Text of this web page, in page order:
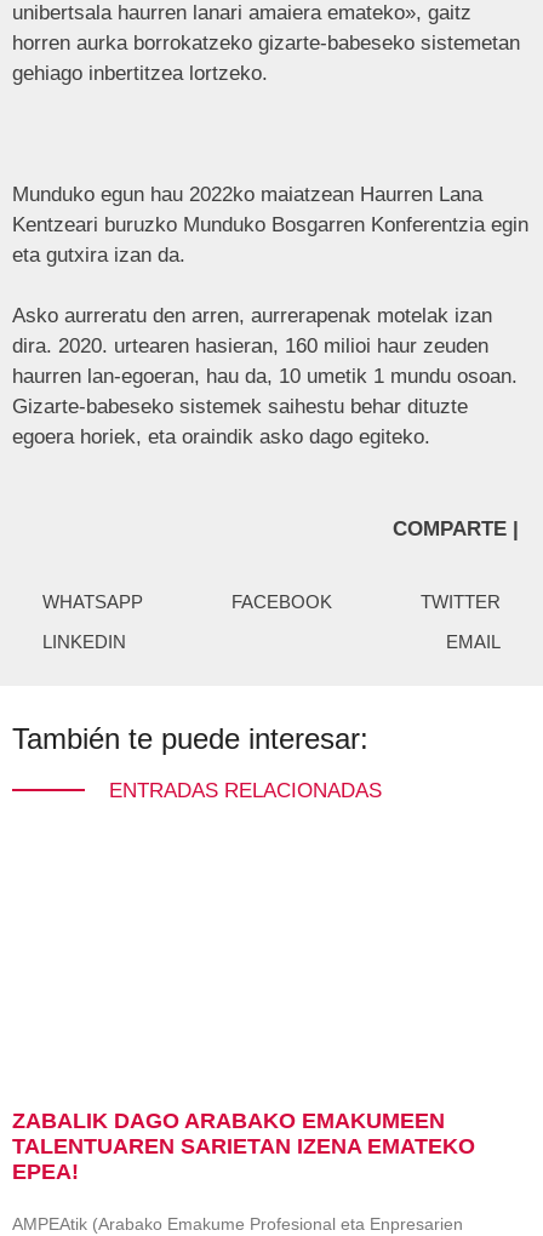
unibertsala haurren lanari amaiera emateko», gaitz
horren aurka borrokatzeko gizarte-babeseko sistemetan
gehiago inbertitzea lortzeko.
Munduko egun hau 2022ko maiatzean Haurren Lana
Kentzeari buruzko Munduko Bosgarren Konferentzia egin
eta gutxira izan da.
Asko aurreratu den arren, aurrerapenak motelak izan
dira. 2020. urtearen hasieran, 160 milioi haur zeuden
haurren lan-egoeran, hau da, 10 umetik 1 mundu osoan.
Gizarte-babeseko sistemek saihestu behar dituzte
egoera horiek, eta oraindik asko dago egiteko.
COMPARTE |
WHATSAPP FACEBOOK
TWITTER
LINKEDIN
EMAIL
También te puede interesar:
ENTRADAS RELACIONADAS
ZABALIK DAGO ARABAKO EMAKUMEEN
TALENTUAREN SARIETAN IZENA EMATEKO
EPEA!
AMPEAtik (Arabako Emakume Profesional eta Enpresarien